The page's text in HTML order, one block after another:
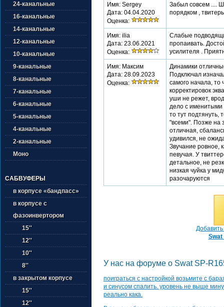
24-канальные
16-канальные
14-канальные
12-канальные
10-канальные
9-канальные
8-канальные
7-канальные
6-канальные
5-канальные
4-канальные
2-канальные
Моно
САБВУФЕРЫ
в корпусе «бандпасс»
в корпусе с
фазоинвертором
15''
12''
10''
8''
в закрытом корпусе
15''
12''
Имя: Sergey
Дата: 04.04.2020
Оценка:
Забыл совсем ....
порядком ,
Имя: ilia
Дата: 23.06.2021
Оценка:
Слабые
пропаивать.
усилителя .
Имя: Максим
Дата: 28.09.2023
Оценка:
Динамики
Подключал
самого начала, то
корректировок
уши не режет,
дело с именитыми
то тут подтянуть,
"всеми". Позже на
отличная,
удивился, не
Звучание ровное,
певучая. У
детальное, не
низкая чуйка у
разочаруются
Swat
У нас на форуме о Swat SP-
поиграться с настройкой возьмите с
и синусом спалить. уровень не выше
реально кака.